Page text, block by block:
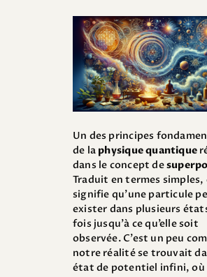
Un des principes
de la physique quantique
dans le concept de
Traduit en termes simples,
signifie qu’une particule
exister dans plusieurs
fois jusqu’à ce qu’elle soit
observée. C’est un peu
notre réalité se trouvait
état de potentiel infini, où